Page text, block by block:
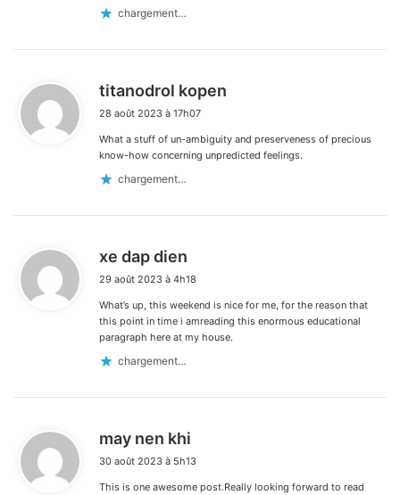
chargement…
titanodrol kopen
:
28 août 2023 à 17h07
What a stuff of un-ambiguity and preserveness of precious
know-how concerning unpredicted feelings.
chargement…
xe dap dien
t
:
29 août 2023 à 4h18
What’s up, this weekend is nice for me, for the reason that
this point in time i amreading this enormous educational
paragraph here at my house.
chargement…
may nen khi
t
30 août 2023 à 5h13
This is one awesome post.Really looking forward to read